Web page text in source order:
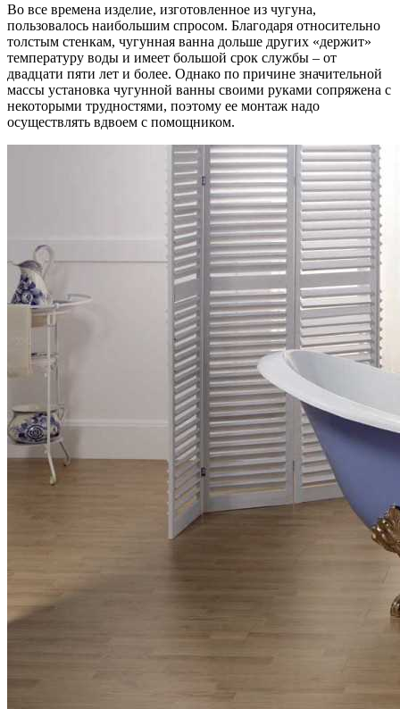
Во все времена изделие, изготовленное из чугуна,
пользовалось наибольшим спросом. Благодаря относительно
толстым стенкам, чугунная ванна дольше других «держит»
температуру воды и имеет большой срок службы – от
двадцати пяти лет и более. Однако по причине значительной
массы установка чугунной ванны своими руками сопряжена с
некоторыми трудностями, поэтому ее монтаж надо
осуществлять вдвоем с помощником.